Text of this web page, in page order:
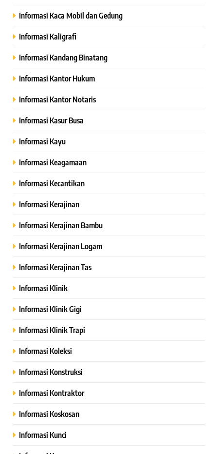
Informasi Kaca Mobil dan Gedung
Informasi Kaligrafi
Informasi Kandang Binatang
Informasi Kantor Hukum
Informasi Kantor Notaris
Informasi Kasur Busa
Informasi Kayu
Informasi Keagamaan
Informasi Kecantikan
Informasi Kerajinan
Informasi Kerajinan Bambu
Informasi Kerajinan Logam
Informasi Kerajinan Tas
Informasi Klinik
Informasi Klinik Gigi
Informasi Klinik Trapi
Informasi Koleksi
Informasi Konstruksi
Informasi Kontraktor
Informasi Koskosan
Informasi Kunci